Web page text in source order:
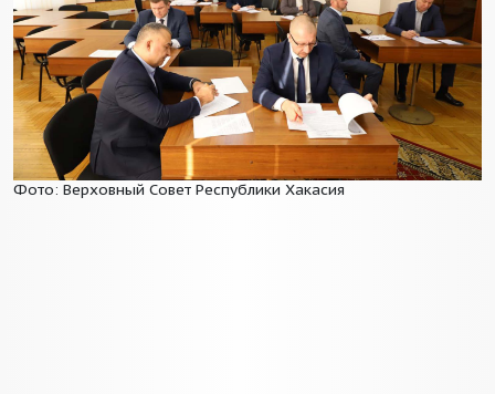
Фото: Верховный Совет Республики Хакасия